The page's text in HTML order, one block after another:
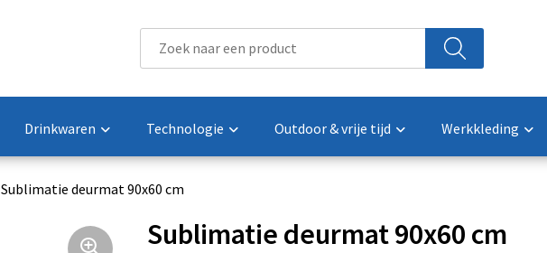
Drinkwaren Technologie Outdoor & vrije tijd Werkkleding
Sublimatie deurmat 90x60 cm
Sublimatie deurmat 90x60 cm